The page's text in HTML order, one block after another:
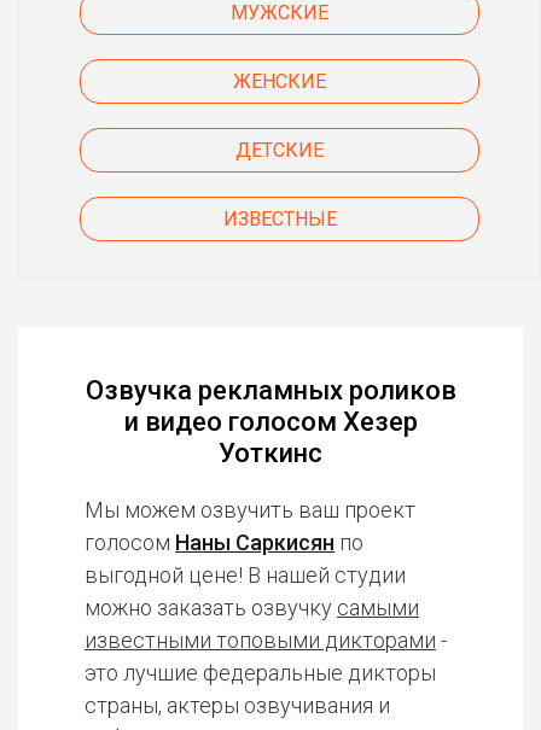
МУЖСКИЕ
ЖЕНСКИЕ
ДЕТСКИЕ
ИЗВЕСТНЫЕ
Озвучка рекламных роликов
и видео голосом Хезер
Уоткинс
Мы можем озвучить ваш проект
голосом Наны Саркисян по
выгодной цене! В нашей студии
можно заказать озвучку самыми
известными топовыми дикторами -
это лучшие федеральные дикторы
страны, актеры озвучивания и